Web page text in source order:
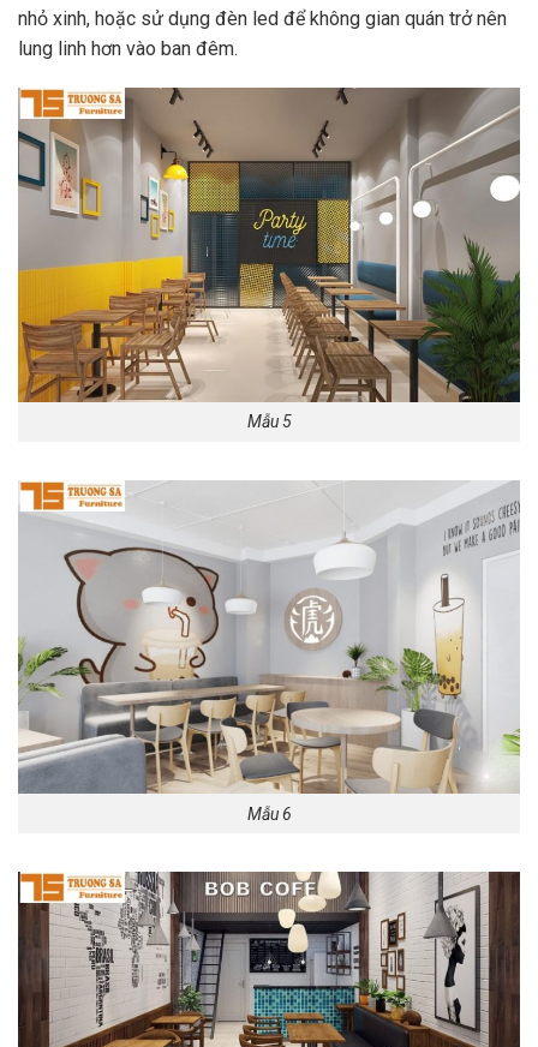
nhỏ xinh, hoặc sử dụng đèn led để không gian quán trở nên
lung linh hơn vào ban đêm.
Mẫu 5
Mẫu 6